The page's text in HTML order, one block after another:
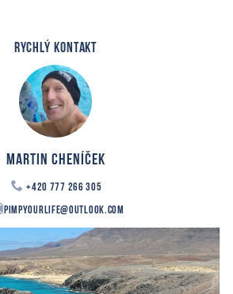
RYCHLÝ KONTAKT
Martin Cheníček
+420 777 266 305
PimpYourLife@outlook.com